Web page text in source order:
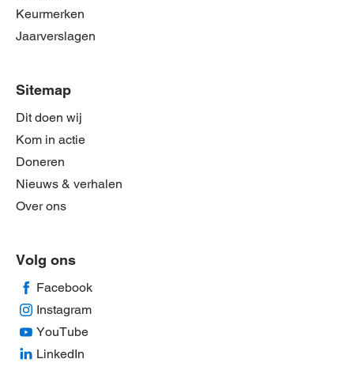
Keurmerken
Jaarverslagen
Sitemap
Dit doen wij
Kom in actie
Doneren
Nieuws & verhalen
Over ons
Volg ons
Facebook
Instagram
YouTube
LinkedIn